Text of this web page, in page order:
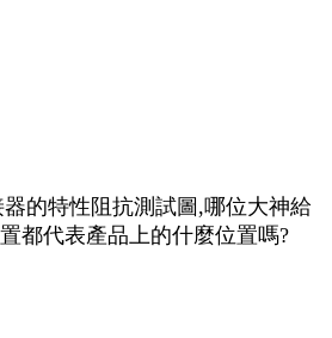
器的特性阻抗測試圖,哪位大神給
都代表產品上的什麼位置嗎?